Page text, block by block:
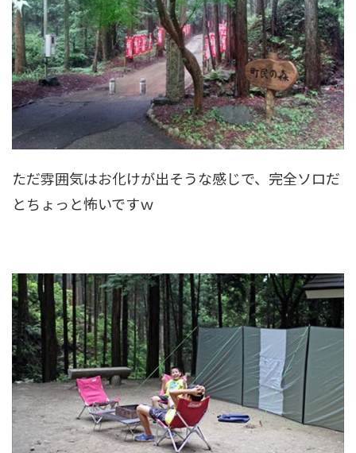
ただ雰囲気はお化けが出そうな感じで、完全ソロだ
とちょっと怖いですｗ